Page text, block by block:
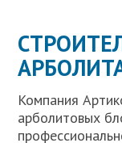
Компания
арболитовых